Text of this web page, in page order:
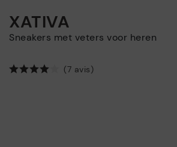
XATIVA
Sneakers met veters voor heren
(7 avis)